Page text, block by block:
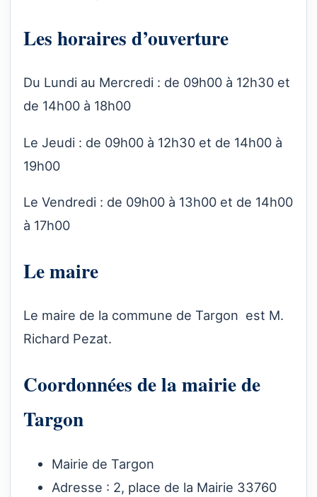
Les horaires d’ouverture
Du Lundi au Mercredi : de 09h00 à 12h30 et
de 14h00 à 18h00
Le Jeudi : de 09h00 à 12h30 et de 14h00 à
19h00
Le Vendredi : de 09h00 à 13h00 et de 14h00
à 17h00
Le maire
Le maire de la commune de Targon est M.
Richard Pezat.
Coordonnées de la mairie de
Targon
Mairie de Targon
Adresse : 2, place de la Mairie 33760